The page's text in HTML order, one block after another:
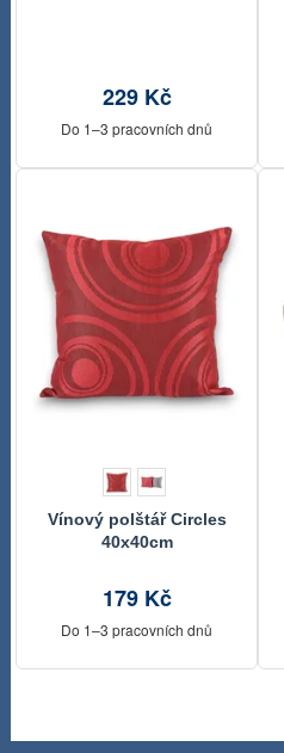
229 Kč
Do 1–3 pracovních dnů
Vínový polštář Circles
40x40cm
179 Kč
Do 1–3 pracovních dnů